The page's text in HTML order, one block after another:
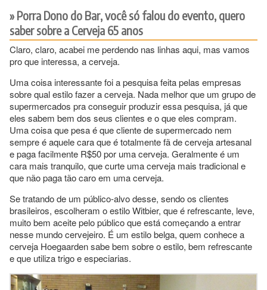
Porra Dono do Bar, você só falou do evento, quero
saber sobre a Cerveja 65 anos
Claro, claro, acabei me perdendo nas linhas aqui, mas vamos
pro que interessa, a cerveja.
Uma coisa interessante foi a pesquisa feita pelas empresas
sobre qual estilo fazer a cerveja. Nada melhor que um grupo de
supermercados pra conseguir produzir essa pesquisa, já que
eles sabem bem dos seus clientes e o que eles compram.
Uma coisa que pesa é que cliente de supermercado nem
sempre é aquele cara que é totalmente fã de cerveja artesanal
e paga facilmente R$50 por uma cerveja. Geralmente é um
cara mais tranquilo, que curte uma cerveja mais tradicional e
que não paga tão caro em uma cerveja.
Se tratando de um público-alvo desse, sendo os clientes
brasileiros, escolheram o estilo Witbier, que é refrescante, leve,
muito bem aceite pelo público que está começando a entrar
nesse mundo cervejeiro. É um estilo belga, quem conhece a
cerveja Hoegaarden sabe bem sobre o estilo, bem refrescante
e que utiliza trigo e especiarias.